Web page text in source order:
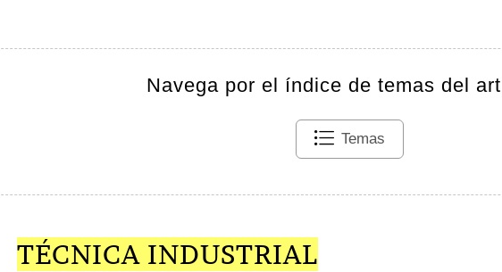
Navega por el índice de temas del
Temas
TÉCNICA INDUSTRIAL